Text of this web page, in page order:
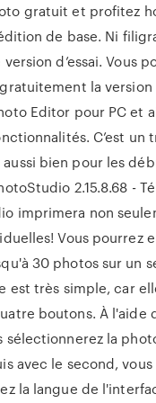
gratuit et profitez
de base. Ni
d’essai. Vous
la
Editor pour PC et
C’est un
bien pour les
2.15.8.68 -
imprimera non
Vous pourrez
30 photos sur un
est très simple, car
boutons. À l'aide
sélectionnerez la
avec le second, vous
la langue de